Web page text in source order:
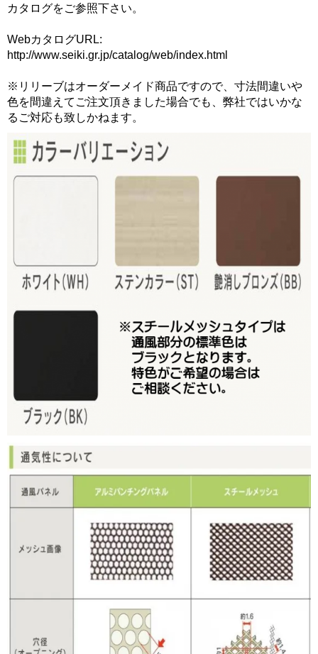
カタログをご参照下さい。
WebカタログURL:
http://www.seiki.gr.jp/catalog/web/index.html
※リリーブはオーダーメイド商品ですので、寸法間違いや
色を間違えてご注文頂きました場合でも、弊社ではいかな
るご対応も致しかねます。